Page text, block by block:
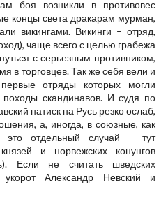
боя возникли в противовес
концы света дракарам мурман,
викингами. Викинги – отряд,
чаще всего с целью грабежа
с серьезным противником,
в торговцев. Так же себя вели и
отряды которых могли
походы скандинавов. И судя по
натиск на Русь резко ослаб,
а, иногда, в союзные, как
отдельный случай – тут
и норвежских конунгов
Если не считать шведских
Александр Невский и